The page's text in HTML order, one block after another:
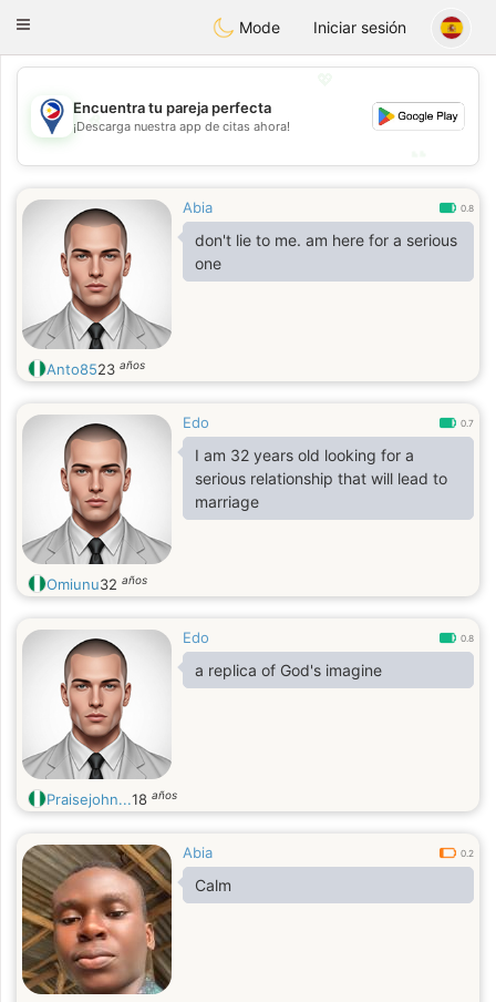
Philippines Chat
Toggle
Mode Iniciar sesión
💖
💕
Encuentra tu pareja perfecta
¡Descarga nuestra app de citas ahora!
Abia 0.8
don't lie to me. am here for a serious
one
Anto8523 años
Edo 0.7
I am 32 years old looking for a
serious relationship that will lead to
marriage
Omiunu32 años
Edo 0.8
a replica of God's imagine
Praisejohn...18 años
Abia 0.2
Calm